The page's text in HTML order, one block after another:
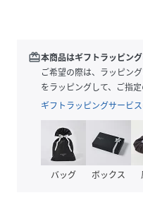
クリーニング 手洗い可
品番
redeem本商品はギフトラッピン
ご希望の際は、ラッピン
をラッピングして、ご指
ギフトラッピングサービ
バッグ ボックス